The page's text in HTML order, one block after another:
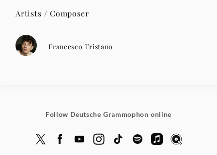
Artists / Composer
Francesco Tristano
Follow Deutsche Grammophon online